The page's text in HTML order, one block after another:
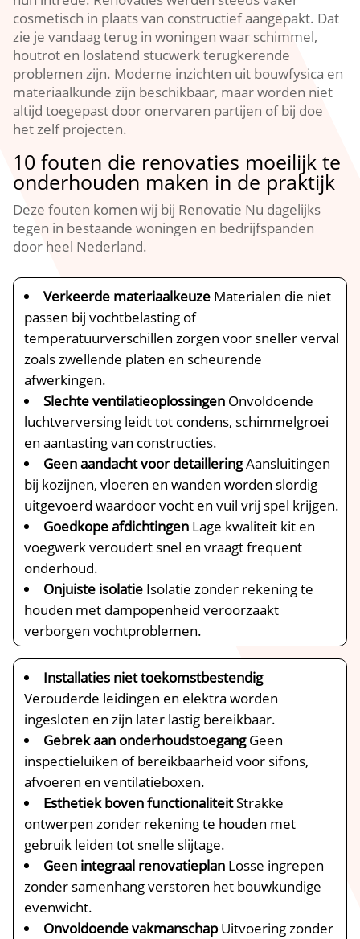
cosmetisch in plaats van constructief aangepakt.​ Dat
zie je vandaag terug in woningen waar schimmel,
houtrot en loslatend stucwerk terugkerende
problemen zijn.​ Moderne inzichten uit bouwfysica en
materiaalkunde zijn beschikbaar, maar worden niet
altijd toegepast door onervaren partijen of bij doe
het zelf projecten.​
10 fouten die renovaties moeilijk te
onderhouden maken in de praktijk
Deze fouten komen wij bij Renovatie Nu dagelijks
tegen in bestaande woningen en bedrijfspanden
door heel Nederland.​
Verkeerde materiaalkeuze Materialen die niet
passen bij vochtbelasting of
temperatuurverschillen zorgen voor sneller verval
zoals zwellende platen en scheurende
afwerkingen.​
Slechte ventilatieoplossingen Onvoldoende
luchtverversing leidt tot condens, schimmelgroei
en aantasting van constructies.​
Geen aandacht voor detailleringAansluitingen
bij kozijnen, vloeren en wanden worden slordig
uitgevoerd waardoor vocht en vuil vrij spel krijgen.​
Goedkope afdichtingen Lage kwaliteit kit en
voegwerk veroudert snel en vraagt frequent
onderhoud.​
Onjuiste isolatie Isolatie zonder rekening te
houden met dampopenheid veroorzaakt
verborgen vochtproblemen.​
Installaties niet toekomstbestendig
Verouderde leidingen en elektra worden
ingesloten en zijn later lastig bereikbaar.​
Gebrek aan onderhoudstoegangGeen
inspectieluiken of bereikbaarheid voor sifons,
afvoeren en ventilatieboxen.​
Esthetiek boven functionaliteitStrakke
ontwerpen zonder rekening te houden met
gebruik leiden tot snelle slijtage.​
Geen integraal renovatieplan Losse ingrepen
zonder samenhang verstoren het bouwkundige
evenwicht.​
Onvoldoende vakmanschapUitvoering zonder